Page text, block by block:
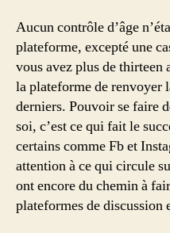
Aucun contrôle d’âge
plateforme, excepté une
vous avez plus de thirteen
la plateforme de renvoyer
derniers. Pouvoir se faire
soi, c’est ce qui fait le
certains comme Fb et
attention à ce qui circule
ont encore du chemin à
plateformes de discussion